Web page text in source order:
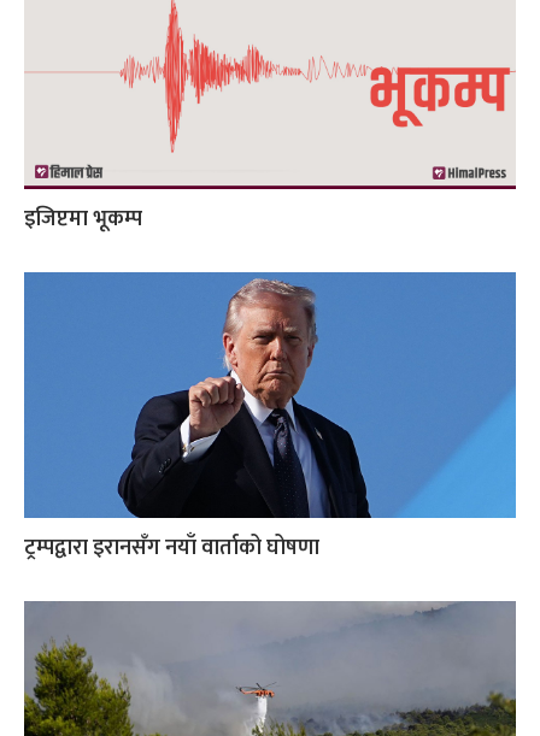
इजिप्टमा भूकम्प
ट्रम्पद्वारा इरानसँग नयाँ वार्ताको घोषणा